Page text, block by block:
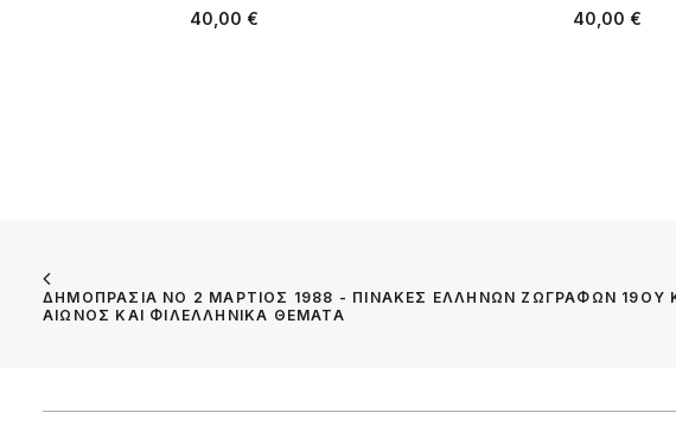
40,00 €
40,00 €
ΔΗΜΟΠΡΑΣΙΑ ΝΟ 2 ΜΑΡΤΙΟΣ 1988 - ΠΙΝΑΚΕΣ ΕΛΛΗΝΩΝ ΖΩΓΡΑΦΩΝ 19ΟΥ
ΑΙΩΝΟΣ ΚΑΙ ΦΙΛΕΛΛΗΝΙΚΑ ΘΕΜΑΤΑ